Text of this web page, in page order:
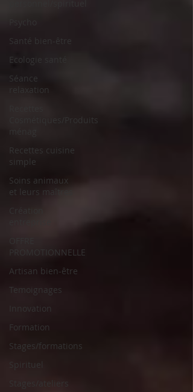
Santé bien-être
Ecologie santé
Séance
relaxation
Cosmétiques/Produits
Recettes cuisine
simple
Soins animaux
et leurs maîtres
PROMOTIONNELLE
Artisan bien-être
Temoignages
Innovation
Formation
Stages/formations
Spirituel
Stages/ateliers